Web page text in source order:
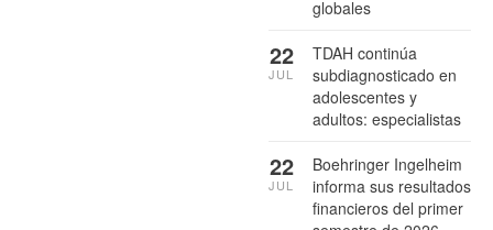
globales
TDAH continúa
subdiagnosticado en
adolescentes y
adultos: especialistas
22
JUL
Boehringer Ingelheim
informa sus resultados
financieros del primer
22
JUL